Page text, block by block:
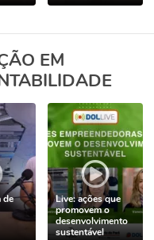
EM
de
Live: ações que
promovem o
desenvolvimento
sustentável